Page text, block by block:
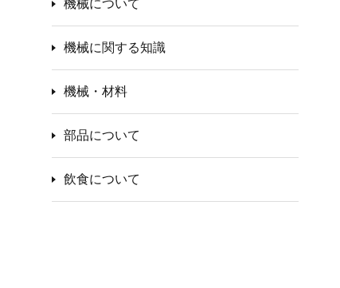
機械について
機械に関する知識
機械・材料
部品について
飲食について